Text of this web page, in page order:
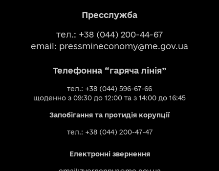
Пресслужба
тел.: +38 (044) 200-44-67
email: pressmineconomy@me.gov.ua
Телефонна “гаряча лінія”
тел.: +38 (044) 596-67-66
щоденно з 09:30 до 12:00 та з 14:00 до 16:45
Запобігання та протидія корупції
тел.: +38 (044) 200-47-47
Електронні звернення